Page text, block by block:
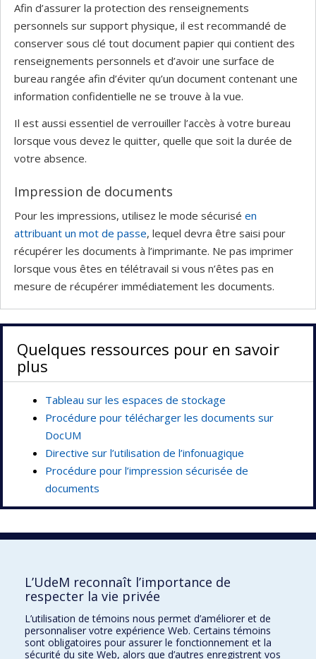
Afin d’assurer la protection des renseignements
personnels sur support physique, il est recommandé de
conserver sous clé tout document papier qui contient des
renseignements personnels et d’avoir une surface de
bureau rangée afin d’éviter qu’un document contenant une
information confidentielle ne se trouve à la vue.
Il est aussi essentiel de verrouiller l’accès à votre bureau
lorsque vous devez le quitter, quelle que soit la durée de
votre absence.
Impression de documents
Pour les impressions, utilisez le mode sécurisé en
attribuant un mot de passe, lequel devra être saisi pour
récupérer les documents à l’imprimante. Ne pas imprimer
lorsque vous êtes en télétravail si vous n’êtes pas en
mesure de récupérer immédiatement les documents.
Quelques ressources pour en savoir
plus
Tableau sur les espaces de stockage
Procédure pour télécharger les documents sur
DocUM
Directive sur l’utilisation de l’infonuagique
Procédure pour l’impression sécurisée de
documents
Nous joindre
Pavillon Roger-Gaudry
2900, boulevard Édouard-Montpetit
Bureau V-136 (accès porte V-13)
L’UdeM reconnaît l’importance de
respecter la vie privée
L’utilisation de témoins nous permet d’améliorer et de
personnaliser votre expérience Web. Certains témoins
sont obligatoires pour assurer le fonctionnement et la
sécurité du site Web, alors que d’autres enregistrent vos